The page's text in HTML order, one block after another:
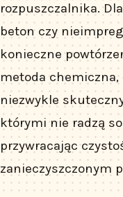
rozpuszczalnika.
beton czy
konieczne
metoda
niezwykle
którymi nie radzą
przywracając
zanieczyszczonym